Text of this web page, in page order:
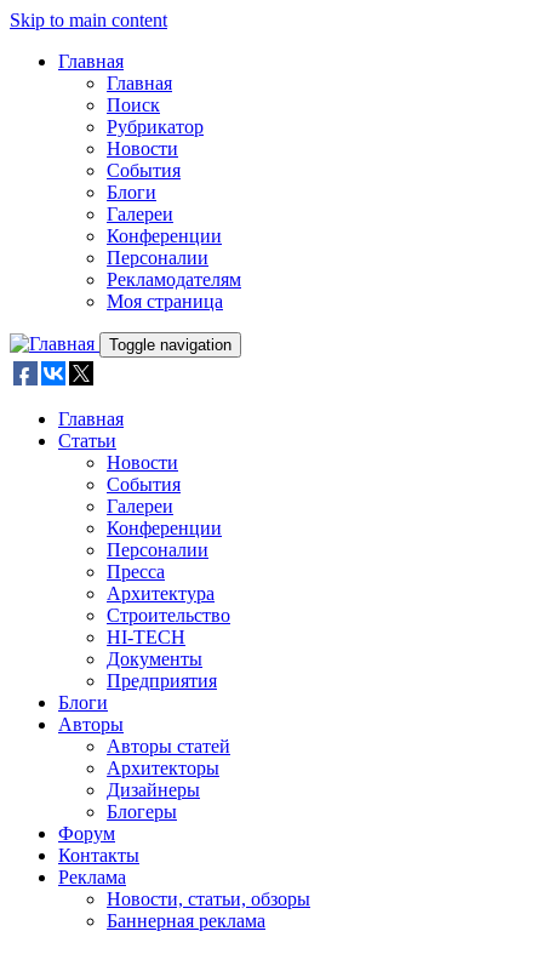
Skip to main content
Главная
Главная
Поиск
Рубрикатор
Новости
События
Блоги
Галереи
Конференции
Персоналии
Рекламодателям
Моя страница
Toggle navigation
Главная
Статьи
Новости
События
Галереи
Конференции
Персоналии
Пресса
Архитектура
Строительство
HI-TECH
Документы
Предприятия
Блоги
Авторы
Авторы статей
Архитекторы
Дизайнеры
Блогеры
Форум
Контакты
Реклама
Новости, статьи, обзоры
Баннерная реклама